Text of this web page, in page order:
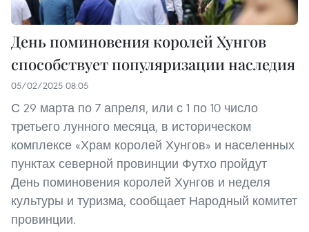
День поминовения королей Хунгов
способствует популяризации наследия
05/02/2025 08:05
С 29 марта по 7 апреля, или с 1 по 10 число
третьего лунного месяца, в историческом
комплексе «Храм королей Хунгов» и населенных
пунктах северной провинции Футхо пройдут
День поминовения королей Хунгов и неделя
культуры и туризма, сообщает Народный комитет
провинции.